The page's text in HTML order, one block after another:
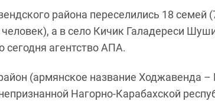
района переселились 18 семей
а в село Кичик Галадереси
сегодня агентство АПА.
(армянское название Ходжавенда –
Нагорно-Карабахской